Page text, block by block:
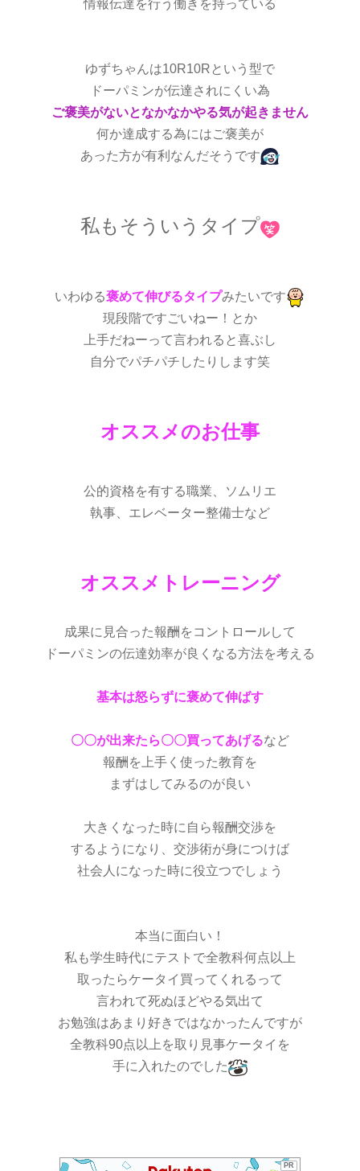
情報伝達を行う働きを持っている
ゆずちゃんは10R10Rという型で
ドーパミンが伝達されにくい為
ご褒美がないとなかなかやる気が起きません
何か達成する為にはご褒美が
あった方が有利なんだそうです
私もそういうタイプ
いわゆる褒めて伸びるタイプみたいです
現段階ですごいねー！とか
上手だねーって言われると喜ぶし
自分でパチパチしたりします笑
オススメのお仕事
公的資格を有する職業、ソムリエ
執事、エレベーター整備士など
オススメトレーニング
成果に見合った報酬をコントロールして
ドーパミンの伝達効率が良くなる方法を考える
基本は怒らずに褒めて伸ばす
〇〇が出来たら〇〇買ってあげるなど
報酬を上手く使った教育を
まずはしてみるのが良い
大きくなった時に自ら報酬交渉を
するようになり、交渉術が身につけば
社会人になった時に役立つでしょう
本当に面白い！
私も学生時代にテストで全教科何点以上
取ったらケータイ買ってくれるって
言われて死ぬほどやる気出て
お勉強はあまり好きではなかったんですが
全教科90点以上を取り見事ケータイを
手に入れたのでした
PR